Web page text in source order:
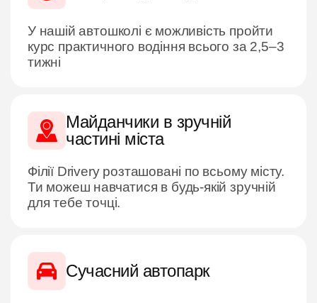
У нашій автошколі є можливість пройти
курс практичного водіння всього за 2,5–3
тижні
Майданчики в зручній
частині міста
Філії Driverу розташовані по всьому місту.
Ти можеш навчатися в будь-якій зручній
для тебе точці.
Сучасний автопарк